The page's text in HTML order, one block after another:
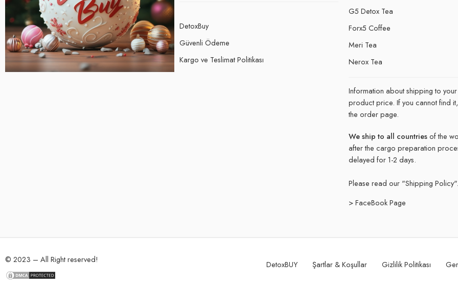
DetoxBuy
Güvenli Ödeme
Kargo ve Teslimat Politikası
G5 Detox Tea
Forx5 Coffee
Meri Tea
Nerox Tea
Information about shipping to
product price. If you cannot find
the order page.
We ship to all countriesof the
after the cargo preparation
delayed for 1-2 days.
Please read our "Shipping Policy".
> FaceBook Page
© 2023 – All Right reserved! DetoxBUY Şartlar & Koşullar Gizlilik Politikası